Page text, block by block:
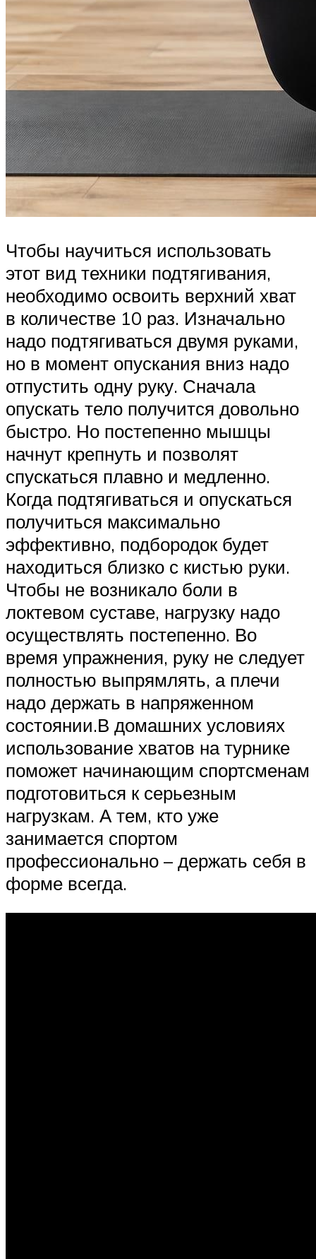
Чтобы научиться использовать
этот вид техники подтягивания,
необходимо освоить верхний хват
в количестве 10 раз. Изначально
надо подтягиваться двумя руками,
но в момент опускания вниз надо
отпустить одну руку. Сначала
опускать тело получится довольно
быстро. Но постепенно мышцы
начнут крепнуть и позволят
спускаться плавно и медленно.
Когда подтягиваться и опускаться
получиться максимально
эффективно, подбородок будет
находиться близко с кистью руки.
Чтобы не возникало боли в
локтевом суставе, нагрузку надо
осуществлять постепенно. Во
время упражнения, руку не следует
полностью выпрямлять, а плечи
надо держать в напряженном
состоянии.В домашних условиях
использование хватов на турнике
поможет начинающим спортсменам
подготовиться к серьезным
нагрузкам. А тем, кто уже
занимается спортом
профессионально – держать себя в
форме всегда.